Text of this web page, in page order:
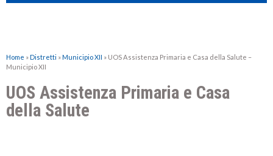
Home »Distretti »Municipio XII » UOS Assistenza Primaria e Casa della Salute –
Municipio XII
UOS Assistenza Primaria e Casa
della Salute